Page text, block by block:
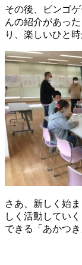
その後、ビンゴ
んの紹介があっ
り、楽しいひと
さあ、新しく始
しく活動してい
できる「あかつ